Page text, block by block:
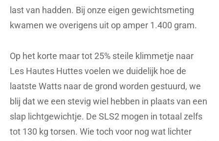
last van hadden. Bij onze eigen gewichtsmeting
kwamen we overigens uit op amper 1.400 gram.
Op het korte maar tot 25% steile klimmetje naar
Les Hautes Huttes voelen we duidelijk hoe de
laatste Watts naar de grond worden gestuurd, we
blij dat we een stevig wiel hebben in plaats van een
slap lichtgewichtje. De SLS2 mogen in totaal zelfs
tot 130 kg torsen. Wie toch voor nog wat lichter